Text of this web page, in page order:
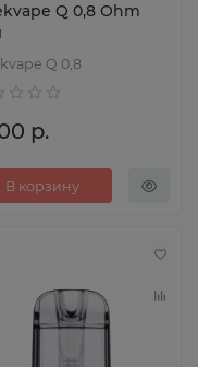
Q 0,8 Ohm
Q 0,8
р.
В корзину